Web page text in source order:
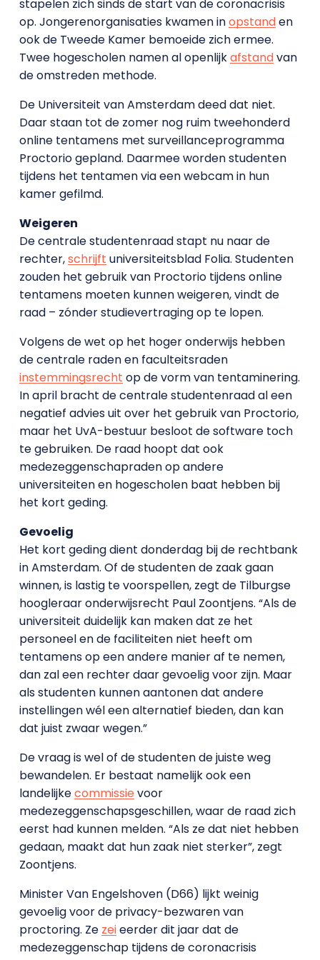
stapelen zich sinds de start van de coronacrisis
op. Jongerenorganisaties kwamen inopstanden
ook de Tweede Kamer bemoeide zich ermee.
Twee hogescholen namen al openlijkafstandvan
de omstreden methode.
De Universiteit van Amsterdam deed dat niet.
Daar staan tot de zomer nog ruim tweehonderd
online tentamens met surveillanceprogramma
Proctorio gepland. Daarmee worden studenten
tijdens het tentamen via een webcam in hun
kamer gefilmd.
Weigeren
De centrale studentenraad stapt nu naar de
rechter,schrijft universiteitsblad Folia. Studenten
zouden het gebruik van Proctorio tijdens online
tentamens moeten kunnen weigeren, vindt de
raad – zónder studievertraging op te lopen.
Volgens de wet op het hoger onderwijs hebben
de centrale raden en faculteitsraden
instemmingsrecht op de vorm van tentaminering.
In april bracht de centrale studentenraad al een
negatief advies uit over het gebruik van Proctorio,
maar het UvA-bestuur besloot de software toch
te gebruiken. De raad hoopt dat ook
medezeggenschapraden op andere
universiteiten en hogescholen baat hebben bij
het kort geding.
Gevoelig
Het kort geding dient donderdag bij de rechtbank
in Amsterdam. Of de studenten de zaak gaan
winnen, is lastig te voorspellen, zegt de Tilburgse
hoogleraar onderwijsrecht Paul Zoontjens. “Als de
universiteit duidelijk kan maken dat ze het
personeel en de faciliteiten niet heeft om
tentamens op een andere manier af te nemen,
dan zal een rechter daar gevoelig voor zijn. Maar
als studenten kunnen aantonen dat andere
instellingen wél een alternatief bieden, dan kan
dat juist zwaar wegen.”
De vraag is wel of de studenten de juiste weg
bewandelen. Er bestaat namelijk ook een
landelijkecommissievoor
medezeggenschapsgeschillen, waar de raad zich
eerst had kunnen melden. “Als ze dat niet hebben
gedaan, maakt dat hun zaak niet sterker”, zegt
Zoontjens.
Minister Van Engelshoven (D66) lijkt weinig
gevoelig voor de privacy-bezwaren van
proctoring. Ze zeieerder dit jaar dat de
medezeggenschap tijdens de coronacrisis